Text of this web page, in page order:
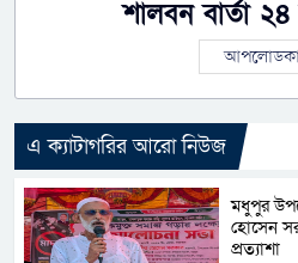
শালবন বার্তা
এ ক্যাটাগরির আরো নিউজ
মধুপুর
হোসেন
প্রত্যাশা